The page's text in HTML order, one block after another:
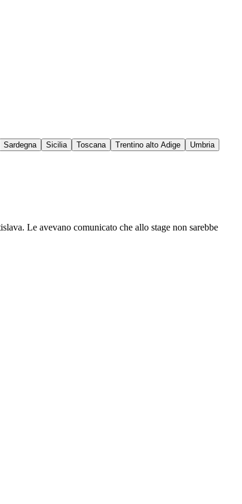
Sardegna Sicilia Toscana Trentino alto Adige
Umbria
Le avevano comunicato che allo stage non sarebbe